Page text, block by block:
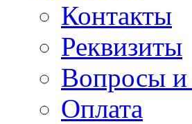
Контакты
Реквизиты
Вопросы и
Оплата